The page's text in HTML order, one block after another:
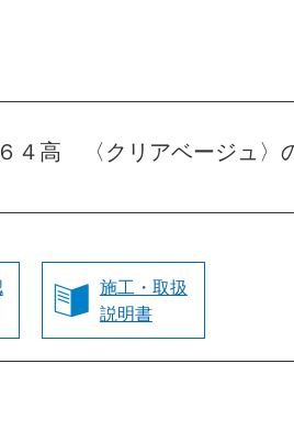
高 〈クリアベージュ〉
施工・取扱
説明書